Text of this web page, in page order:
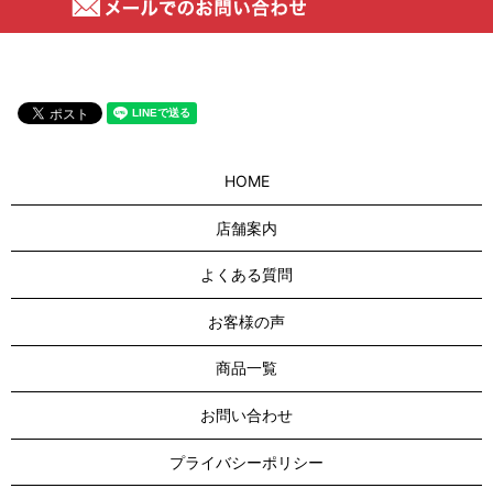
HOME
店舗案内
よくある質問
お客様の声
商品一覧
お問い合わせ
プライバシーポリシー